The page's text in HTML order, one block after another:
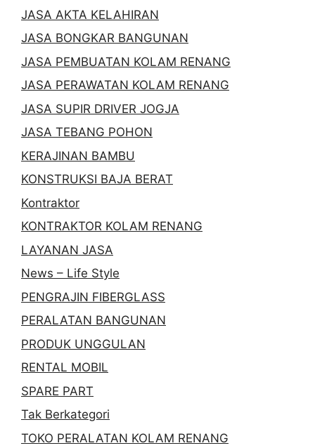
JASA AKTA KELAHIRAN
JASA BONGKAR BANGUNAN
JASA PEMBUATAN KOLAM RENANG
JASA PERAWATAN KOLAM RENANG
JASA SUPIR DRIVER JOGJA
JASA TEBANG POHON
KERAJINAN BAMBU
KONSTRUKSI BAJA BERAT
Kontraktor
KONTRAKTOR KOLAM RENANG
LAYANAN JASA
News – Life Style
PENGRAJIN FIBERGLASS
PERALATAN BANGUNAN
PRODUK UNGGULAN
RENTAL MOBIL
SPARE PART
Tak Berkategori
TOKO PERALATAN KOLAM RENANG